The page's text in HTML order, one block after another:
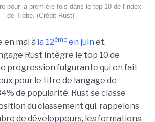
pour la première fois dans le top 10 de l'index
de Tiobe. (Crédit Rust)
en mai à la 12èmeen juin et,
Rust intègre le top 10 de
progression fulgurante qui en fait
pour le titre de langage de
de popularité, Rust se classe
du classement qui, rappelons
de développeurs, les formations